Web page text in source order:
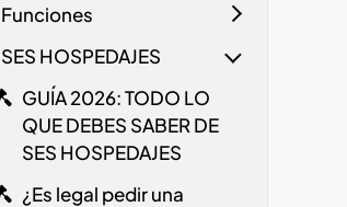
Funciones
SES HOSPEDAJES
GUÍA 2026: TODO LO
QUE DEBES SABER DE
SES HOSPEDAJES
¿Es legal pedir una